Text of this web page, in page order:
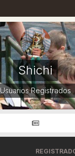
Shichi
Usuarios Registrados